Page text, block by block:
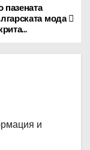
мода
и